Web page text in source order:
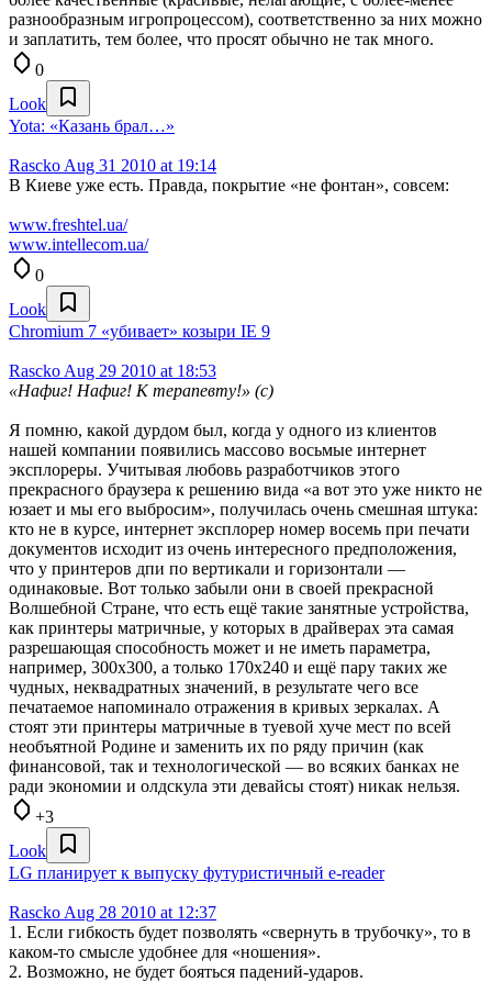
разнообразным игропроцессом), соответственно за них можно
и заплатить, тем более, что просят обычно не так много.
0
Look
Yota: «Казань брал…»
Rascko Aug 31 2010 at 19:14
В Киеве уже есть. Правда, покрытие «не фонтан», совсем:
www.freshtel.ua/
www.intellecom.ua/
0
Look
Chromium 7 «убивает» козыри IE 9
Rascko Aug 29 2010 at 18:53
«Нафиг! Нафиг! К терапевту!» (с)
Я помню, какой дурдом был, когда у одного из клиентов
нашей компании появились массово восьмые интернет
эксплореры. Учитывая любовь разработчиков этого
прекрасного браузера к решению вида «а вот это уже никто не
юзает и мы его выбросим», получилась очень смешная штука:
кто не в курсе, интернет эксплорер номер восемь при печати
документов исходит из очень интересного предположения,
что у принтеров дпи по вертикали и горизонтали —
одинаковые. Вот только забыли они в своей прекрасной
Волшебной Стране, что есть ещё такие занятные устройства,
как принтеры матричные, у которых в драйверах эта самая
разрешающая способность может и не иметь параметра,
например, 300х300, а только 170х240 и ещё пару таких же
чудных, неквадратных значений, в результате чего все
печатаемое напоминало отражения в кривых зеркалах. А
стоят эти принтеры матричные в туевой хуче мест по всей
необъятной Родине и заменить их по ряду причин (как
финансовой, так и технологической — во всяких банках не
ради экономии и олдскула эти девайсы стоят) никак нельзя.
+3
Look
LG планирует к выпуску футуристичный e-reader
Rascko Aug 28 2010 at 12:37
1. Если гибкость будет позволять «свернуть в трубочку», то в
каком-то смысле удобнее для «ношения».
2. Возможно, не будет бояться падений-ударов.